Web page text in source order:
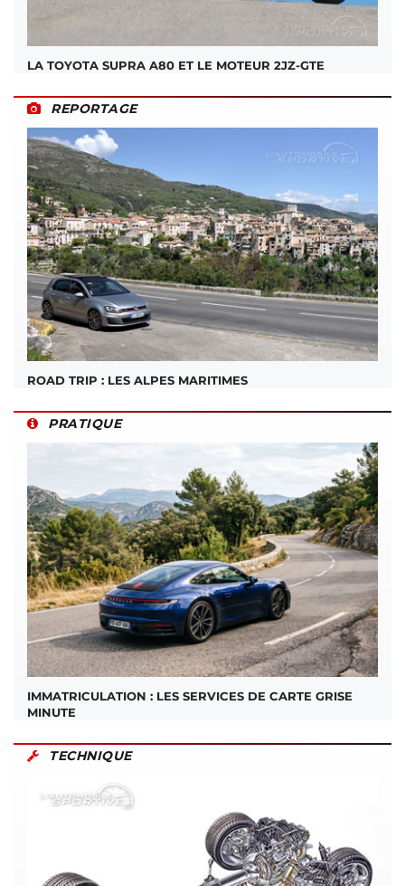
LA TOYOTA SUPRA A80 ET LE MOTEUR 2JZ-GTE
REPORTAGE
ROAD TRIP : LES ALPES MARITIMES
PRATIQUE
IMMATRICULATION : LES SERVICES DE CARTE GRISE
MINUTE
TECHNIQUE